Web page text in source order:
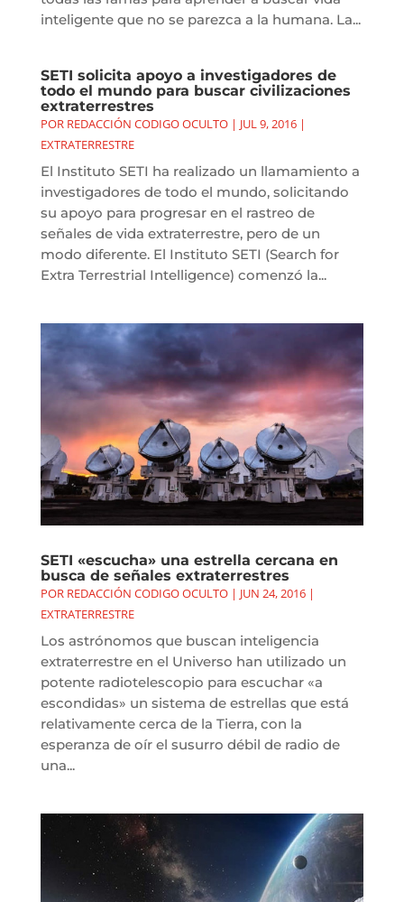
inteligente que no se parezca a la humana. La...
SETI solicita apoyo a investigadores de
todo el mundo para buscar civilizaciones
extraterrestres
POR REDACCIÓN CODIGO OCULTO| JUL 9, 2016|
EXTRATERRESTRE
El Instituto SETI ha realizado un llamamiento a
investigadores de todo el mundo, solicitando
su apoyo para progresar en el rastreo de
señales de vida extraterrestre, pero de un
modo diferente. El Instituto SETI (Search for
Extra Terrestrial Intelligence) comenzó la...
SETI «escucha» una estrella cercana en
busca de señales extraterrestres
POR REDACCIÓN CODIGO OCULTO| JUN 24, 2016|
EXTRATERRESTRE
Los astrónomos que buscan inteligencia
extraterrestre en el Universo han utilizado un
potente radiotelescopio para escuchar «a
escondidas» un sistema de estrellas que está
relativamente cerca de la Tierra, con la
esperanza de oír el susurro débil de radio de
una...